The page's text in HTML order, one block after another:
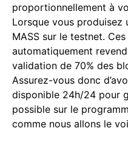
proportionnellement à
Lorsque vous produisez
MASS sur le testnet. Ces
automatiquement
validation de 70% des
Assurez-vous donc
disponible 24h/24 pour
possible sur le
comme nous allons le